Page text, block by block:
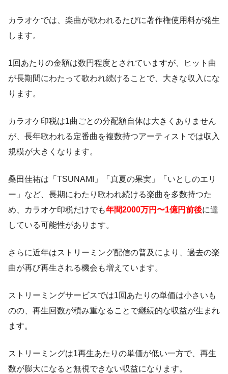
カラオケでは、楽曲が歌われるたびに著作権使用料が発生
します。
1回あたりの金額は数円程度とされていますが、ヒット曲
が長期間にわたって歌われ続けることで、大きな収入にな
ります。
カラオケ印税は1曲ごとの分配額自体は大きくありません
が、長年歌われる定番曲を複数持つアーティストでは収入
規模が大きくなります。
桑田佳祐は「TSUNAMI」「真夏の果実」「いとしのエリ
ー」など、長期にわたり歌われ続ける楽曲を多数持つた
め、カラオケ印税だけでも年間2000万円〜1億円前後に達
している可能性があります。
さらに近年はストリーミング配信の普及により、過去の楽
曲が再び再生される機会も増えています。
ストリーミングサービスでは1回あたりの単価は小さいも
のの、再生回数が積み重なることで継続的な収益が生まれ
ます。
ストリーミングは1再生あたりの単価が低い一方で、再生
数が膨大になると無視できない収益になります。